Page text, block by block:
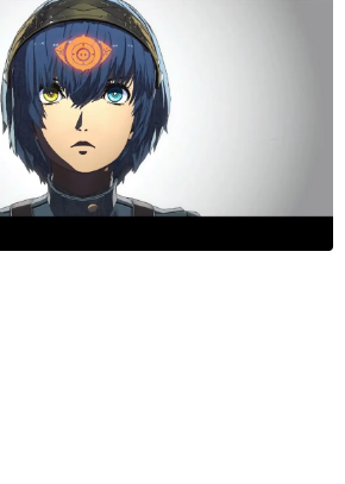
大な影響を受けた作家さんに取材し、ゲームが
ンテンツ産業やカルチャーに与えた影響を探る企
バイルゲーム産業史
バイルゲーム史における主要なトピック・タイト
するほか、開発者へのインタビューや識者による
載。約20年の歴史が一望できる決定版！
いたり〜ゲームクリエイターの青春〜
ケ』『ペンと箸』等で知られるマンガ家・田中圭
るゲーム業界レポートマンガです。